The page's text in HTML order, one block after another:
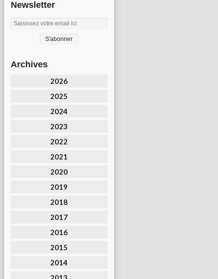
Newsletter
Archives
2026
2025
2024
2023
2022
2021
2020
2019
2018
2017
2016
2015
2014